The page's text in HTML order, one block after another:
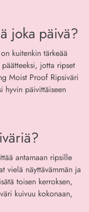
joka päivä?
kuitenkin tärkeää
jotta ripset
Moist Proof Ripsiväri
hyvin päivittäiseen
antamaan ripsille
vielä näyttävämmän ja
toisen kerroksen,
kuivuu kokonaan,